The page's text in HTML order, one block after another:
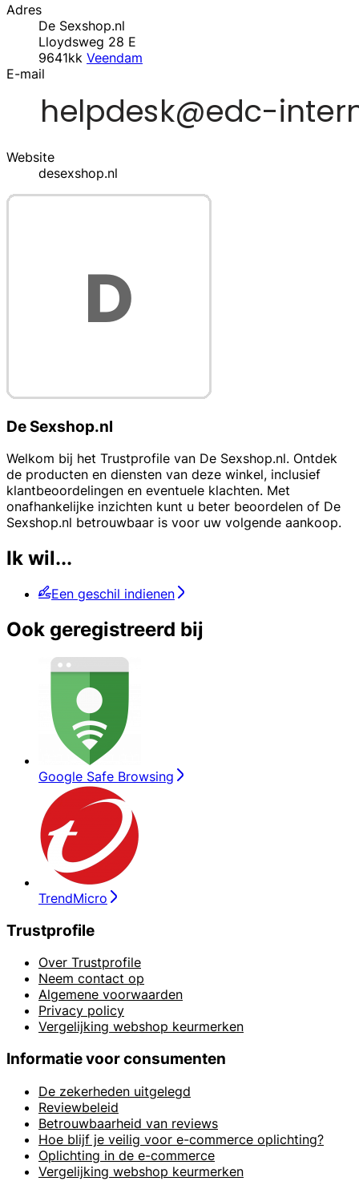
Adres
De Sexshop.nl
Lloydsweg 28 E
9641kk Veendam
E-mail
Website
desexshop.nl
De Sexshop.nl
Welkom bij het Trustprofile van De Sexshop.nl. Ontdek
de producten en diensten van deze winkel, inclusief
klantbeoordelingen en eventuele klachten. Met
onafhankelijke inzichten kunt u beter beoordelen of De
Sexshop.nl betrouwbaar is voor uw volgende aankoop.
Ik wil...
Een geschil indienen
Ook geregistreerd bij
Google Safe Browsing
TrendMicro
Trustprofile
Over Trustprofile
Neem contact op
Algemene voorwaarden
Privacy policy
Vergelijking webshop keurmerken
Informatie voor consumenten
De zekerheden uitgelegd
Reviewbeleid
Betrouwbaarheid van reviews
Hoe blijf je veilig voor e-commerce oplichting?
Oplichting in de e-commerce
Vergelijking webshop keurmerken